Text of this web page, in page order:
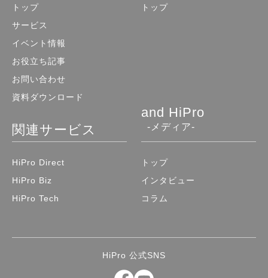
HiPro 公式SNS
トップ
サービス
イベント情報
お役立ち記事
お問い合わせ
資料ダウンロード
トップ
関連サービス
HiPro Direct
HiPro Biz
HiPro Tech
and HiPro
-メディア-
トップ
インタビュー
コラム